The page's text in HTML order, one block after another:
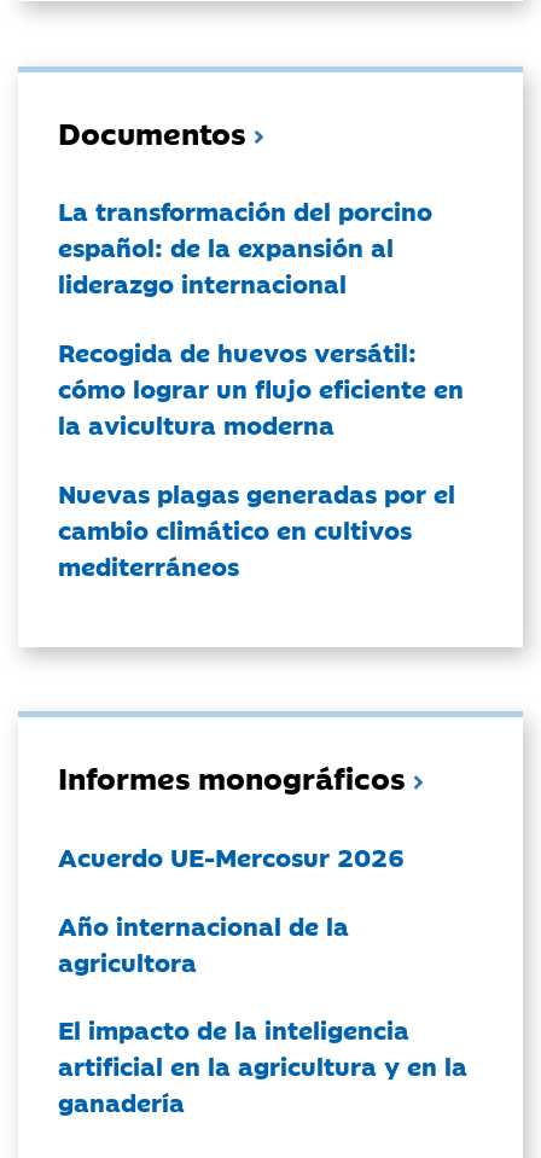
Documentos
La transformación del porcino
español: de la expansión al
liderazgo internacional
Recogida de huevos versátil:
cómo lograr un flujo eficiente en
la avicultura moderna
Nuevas plagas generadas por el
cambio climático en cultivos
mediterráneos
Informes monográficos
Acuerdo UE-Mercosur 2026
Año internacional de la
agricultora
El impacto de la inteligencia
artificial en la agricultura y en la
ganadería